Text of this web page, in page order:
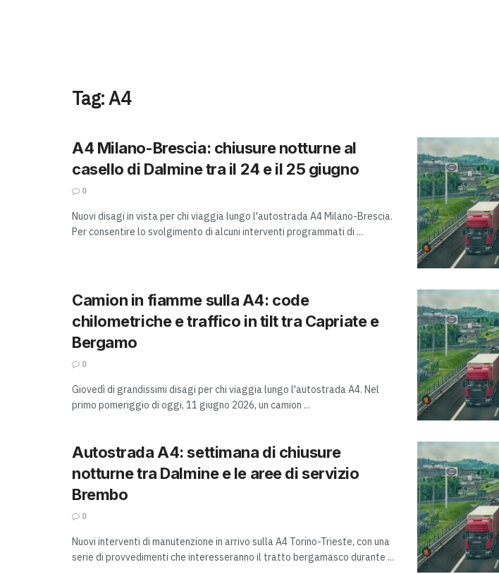
Tag:A4
A4 Milano-Brescia: chiusure notturne al
casello di Dalmine tra il 24 e il 25 giugno
0
Nuovi disagi in vista per chi viaggia lungo l'autostrada A4 Milano-Brescia.
Per consentire lo svolgimento di alcuni interventi programmati di ...
Camion in fiamme sulla A4: code
chilometriche e traffico in tilt tra Capriate e
Bergamo
0
Giovedì di grandissimi disagi per chi viaggia lungo l'autostrada A4. Nel
primo pomeriggio di oggi, 11 giugno 2026, un camion ...
Autostrada A4: settimana di chiusure
notturne tra Dalmine e le aree di servizio
Brembo
0
Nuovi interventi di manutenzione in arrivo sulla A4 Torino-Trieste, con una
serie di provvedimenti che interesseranno il tratto bergamasco durante ...